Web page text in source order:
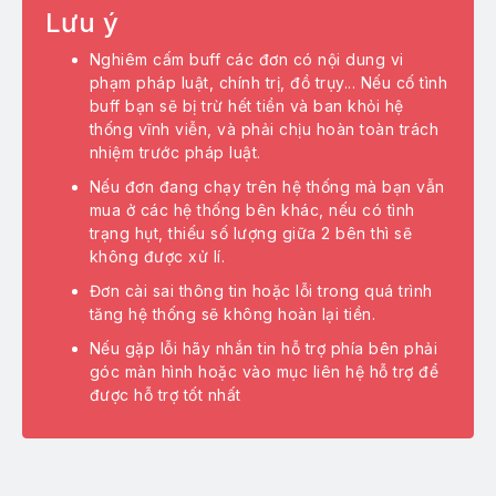
vụ Google
vụ Traffic
vụ Crypto
kiện điều khoản
Lưu ý
Nghiêm cấm buff các đơn có nội dung vi
phạm pháp luật, chính trị, đồ trụy... Nếu cố tình
buff bạn sẽ bị trừ hết tiền và ban khỏi hệ
thống vĩnh viễn, và phải chịu hoàn toàn trách
nhiệm trước pháp luật.
Nếu đơn đang chạy trên hệ thống mà bạn vẫn
mua ở các hệ thống bên khác, nếu có tình
trạng hụt, thiếu số lượng giữa 2 bên thì sẽ
không được xử lí.
Đơn cài sai thông tin hoặc lỗi trong quá trình
tăng hệ thống sẽ không hoàn lại tiền.
Nếu gặp lỗi hãy nhắn tin hỗ trợ phía bên phải
góc màn hình hoặc vào mục liên hệ hỗ trợ để
được hỗ trợ tốt nhất